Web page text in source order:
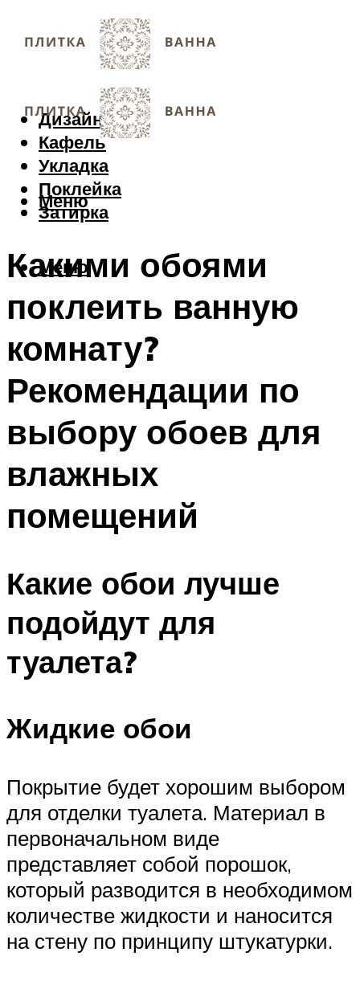
Дизайн
Кафель
Укладка
Поклейка
Затирка
Меню
Меню
Какими обоями
поклеить ванную
комнату?
Рекомендации по
выбору обоев для
влажных
помещений
Какие обои лучше
подойдут для
туалета?
Жидкие обои
Покрытие будет хорошим выбором
для отделки туалета. Материал в
первоначальном виде
представляет собой порошок,
который разводится в необходимом
количестве жидкости и наносится
на стену по принципу штукатурки.